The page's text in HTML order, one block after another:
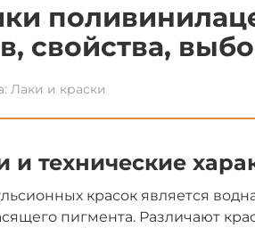
свойства,
Лаки и краски
и технические
красок является
пигмента. Различают